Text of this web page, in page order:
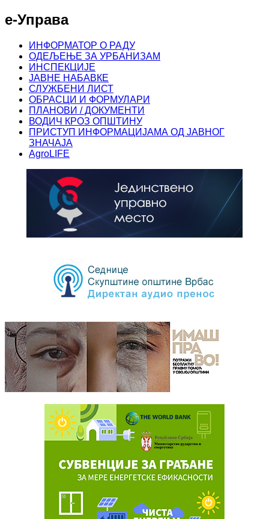
е-Управа
ИНФОРМАТОР О РАДУ
ОДЕЉЕЊЕ ЗА УРБАНИЗАМ
ИНСПЕКЦИЈЕ
ЈАВНЕ НАБАВКЕ
СЛУЖБЕНИ ЛИСТ
ОБРАСЦИ И ФОРМУЛАРИ
ПЛАНОВИ / ДОКУМЕНТИ
ВОДИЧ КРОЗ ОПШТИНУ
ПРИСТУП ИНФОРМАЦИЈАМА ОД ЈАВНОГ
ЗНАЧАЈА
AgroLIFE